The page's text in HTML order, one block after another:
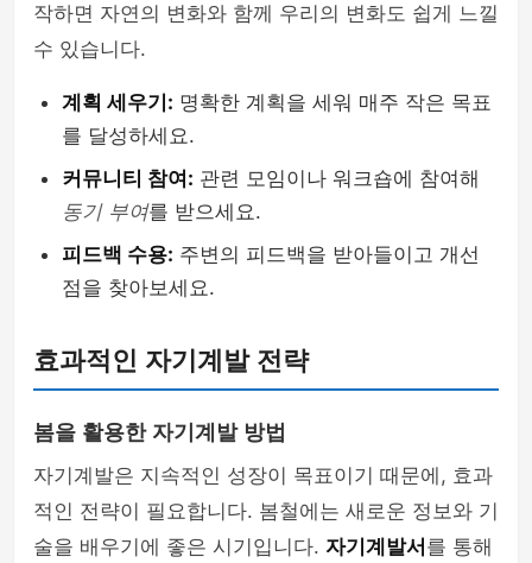
작하면 자연의 변화와 함께 우리의 변화도 쉽게 느낄
수 있습니다.
계획 세우기: 명확한 계획을 세워 매주 작은 목표
를 달성하세요.
커뮤니티 참여: 관련 모임이나 워크숍에 참여해
동기 부여를 받으세요.
피드백 수용: 주변의 피드백을 받아들이고 개선
점을 찾아보세요.
효과적인 자기계발 전략
봄을 활용한 자기계발 방법
자기계발은 지속적인 성장이 목표이기 때문에, 효과
적인 전략이 필요합니다. 봄철에는 새로운 정보와 기
술을 배우기에 좋은 시기입니다. 자기계발서 를 통해